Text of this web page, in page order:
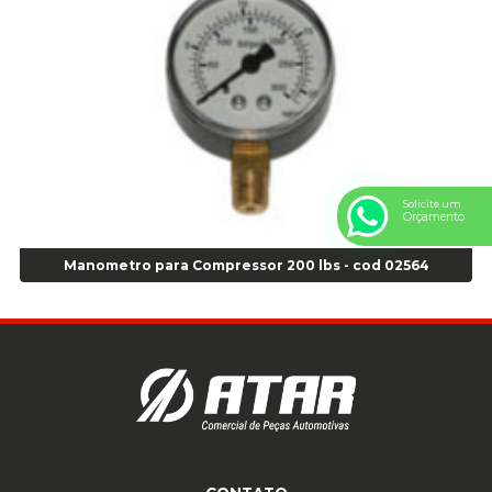
Anel Centralizador Renault 4pçs - Marrom - Cod 01467
Anel Centralizador Toyota 4pçs - Preto - Cod 01335
Anel Centralizador VW 4pçs - Laranja - Cod 00520
Anel de vedação Jumbo OR-224 TG - Cod: 03749
Anel de vedação Jumbo OR-449 Cod: 03752
Anel p/ montagem de pneu s/cam aro 22,5 - Cod 00166
Anel para Montagem do Pneu Sem Câmara Aro 24,5 - Cod 02935
Anel para Vedação OR 25 - Cod 01766
Anel para Vedação OR 325 - Cod 03390
Anel para Vedação OR 325 Nacional -Cod 01768
Anel para Vedação OR 335 Importado - Cod 01771
Anel para Vedação OR 339 - Cod 01772
Manometro para Compressor 200 lbs - cod 02564
Solicite um
Orçamento